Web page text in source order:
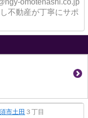
omotenashi.co.jp
不動産が丁寧にサポ
市土田 ３丁目